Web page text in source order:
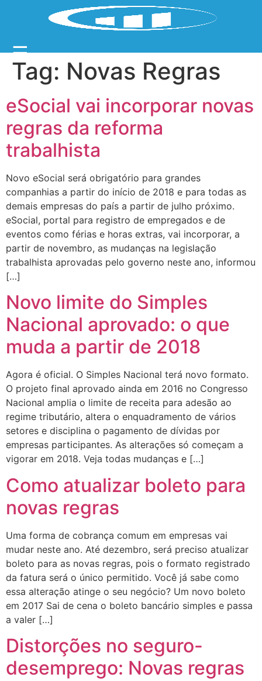
☰
Tag: Novas Regras
eSocial vai incorporar novas
regras da reforma
trabalhista
Novo eSocial será obrigatório para grandes
companhias a partir do início de 2018 e para todas as
demais empresas do país a partir de julho próximo.
eSocial, portal para registro de empregados e de
eventos como férias e horas extras, vai incorporar, a
partir de novembro, as mudanças na legislação
trabalhista aprovadas pelo governo neste ano, informou
[…]
Novo limite do Simples
Nacional aprovado: o que
muda a partir de 2018
Agora é oficial. O Simples Nacional terá novo formato.
O projeto final aprovado ainda em 2016 no Congresso
Nacional amplia o limite de receita para adesão ao
regime tributário, altera o enquadramento de vários
setores e disciplina o pagamento de dívidas por
empresas participantes. As alterações só começam a
vigorar em 2018. Veja todas mudanças e […]
Como atualizar boleto para
novas regras
Uma forma de cobrança comum em empresas vai
mudar neste ano. Até dezembro, será preciso atualizar
boleto para as novas regras, pois o formato registrado
da fatura será o único permitido. Você já sabe como
essa alteração atinge o seu negócio? Um novo boleto
em 2017 Sai de cena o boleto bancário simples e passa
a valer […]
Distorções no seguro-
desemprego: Novas regras